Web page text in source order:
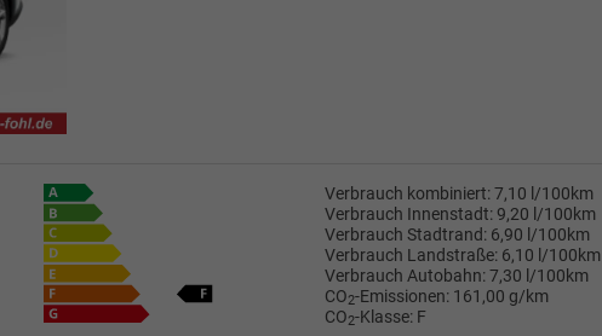
Verbrauch kombiniert:7,10 l/100km
Verbrauch Innenstadt: 9,20 l/100km
Verbrauch Stadtrand: 6,90 l/100km
Verbrauch Landstraße: 6,10 l/100km
Verbrauch Autobahn:7,30 l/100km
CO2-Emissionen: 161,00 g/km
CO2-Klasse: F